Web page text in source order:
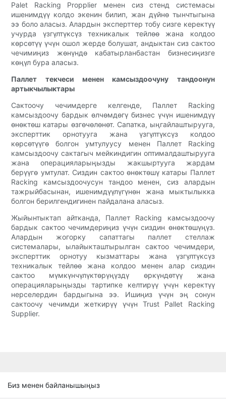
Palet Racking Propplier менен сиз стенд системасы
ишенимдүү колдо экенин билип, жан дүйнө тынчтыгына
ээ боло аласыз. Алардын эксперттер тобу сизге керектүү
учурда үзгүлтүксүз техникалык тейлөө жана колдоо
көрсөтүү үчүн ошол жерде болушат, андыктан сиз сактоо
чечимиңиз жөнүндө кабатырланбастан бизнесиңизге
көңүл бура аласыз.
Паллет текчеси менен камсыздоочуну тандоонун
артыкчылыктары
Сактоочу чечимдерге келгенде, Паллет Racking
камсыздоочу бардык өлчөмдөгү бизнес үчүн ишенимдүү
өнөктөш катары өзгөчөлөнөт. Сапатка, ыңгайлаштырууга,
эксперттик орнотууга жана үзгүлтүксүз колдоо
көрсөтүүгө болгон умтулуусу менен Паллет Racking
камсыздоочу сактагыч мейкиндигин оптималдаштырууга
жана операцияларыңызды жакшыртууга жардам
берүүгө умтулат. Сиздин сактоо өнөктөшү катары Паллет
Racking камсыздоочусун тандоо менен, сиз алардын
тажрыйбасынан, ишенимдүүлүгүнөн жана мыктылыкка
болгон берилгендигинен пайдалана аласыз.
Жыйынтыктап айтканда, Паллет Racking камсыздоочу
бардык сактоо чечимдериңиз үчүн сиздин өнөктөшүңүз.
Алардын жогорку сапаттагы паллет стеллаж
системалары, ылайыкташтырылган сактоо чечимдери,
эксперттик орнотуу кызматтары жана үзгүлтүксүз
техникалык тейлөө жана колдоо менен алар сиздин
сактоо мүмкүнчүлүктөрүңүздү өркүндөтүү жана
операцияларыңызды тартипке келтирүү үчүн керектүү
нерселердин бардыгына ээ. Ишиңиз үчүн эң сонун
сактоочу чечимди жеткирүү үчүн Trust Pallet Racking
Supplier.
Биз менен байланышыңыз